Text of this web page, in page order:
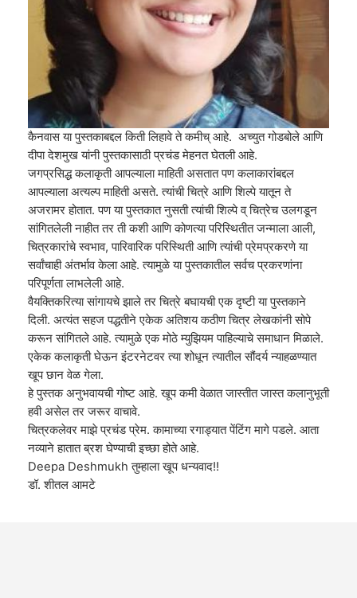
कैनवास या पुस्तकाबद्दल किती लिहावे ते कमीच् आहे. अच्युत गोडबोले आणि
दीपा देशमुख यांनी पुस्तकासाठी प्रचंड मेहनत घेतली आहे.
जगप्रसिद्ध कलाकृती आपल्याला माहिती असतात पण कलाकारांबद्दल
आपल्याला अत्यल्प माहिती असते. त्यांची चित्रे आणि शिल्पे यातून ते
अजरामर होतात. पण या पुस्तकात नुसती त्यांची शिल्पे व् चित्रेच उलगडून
सांगितलेली नाहीत तर ती कशी आणि कोणत्या परिस्थितीत जन्माला आली,
चित्रकारांचे स्वभाव, पारिवारिक परिस्थिती आणि त्यांची प्रेमप्रकरणे या
सर्वांचाही अंतर्भाव केला आहे. त्यामुळे या पुस्तकातील सर्वच प्रकरणांना
परिपूर्णता लाभलेली आहे.
वैयक्तिकरित्या सांगायचे झाले तर चित्रे बघायची एक दृष्टी या पुस्तकाने
दिली. अत्यंत सहज पद्धतीने एकेक अतिशय कठीण चित्र लेखकांनी सोपे
करून सांगितले आहे. त्यामुळे एक मोठे म्युझियम पाहिल्याचे समाधान मिळाले.
एकेक कलाकृती घेऊन इंटरनेटवर त्या शोधून त्यातील सौंदर्य न्याहळण्यात
खूप छान वेळ गेला.
हे पुस्तक अनुभवायची गोष्ट आहे. खूप कमी वेळात जास्तीत जास्त कलानुभूती
हवी असेल तर जरूर वाचावे.
चित्रकलेवर माझे प्रचंड प्रेम. कामाच्या रगाड्यात पेंटिंग मागे पडले. आता
नव्याने हातात ब्रश घेण्याची इच्छा होते आहे.
Deepa Deshmukh तुम्हाला खूप धन्यवाद!!
डॉ. शीतल आमटे